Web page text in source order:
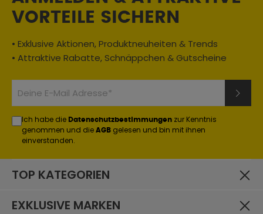
Material:
Textil
Jahreszeit:
Sommer
Materialzusammensetzung:
100% Polyester
VORTEILE SICHERN
• Exklusive Aktionen, Produktneuheiten & Trends
• Attraktive Rabatte, Schnäppchen & Gutscheine
Ich habe die Datenschutzbestimmungen zur Kenntnis
genommen und die AGB gelesen und bin mit ihnen
einverstanden.
TOP KATEGORIEN
EXKLUSIVE MARKEN